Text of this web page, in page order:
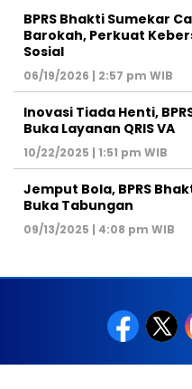
BPRS Bhakti Sumekar
Barokah, Perkuat
Sosial
06/19/2026 | 2:57 pm WIB
Inovasi Tiada Henti,
Buka Layanan QRIS VA
10/22/2025 | 1:51 pm WIB
Jemput Bola, BPRS
Buka Tabungan
09/13/2025 | 4:08 pm WIB